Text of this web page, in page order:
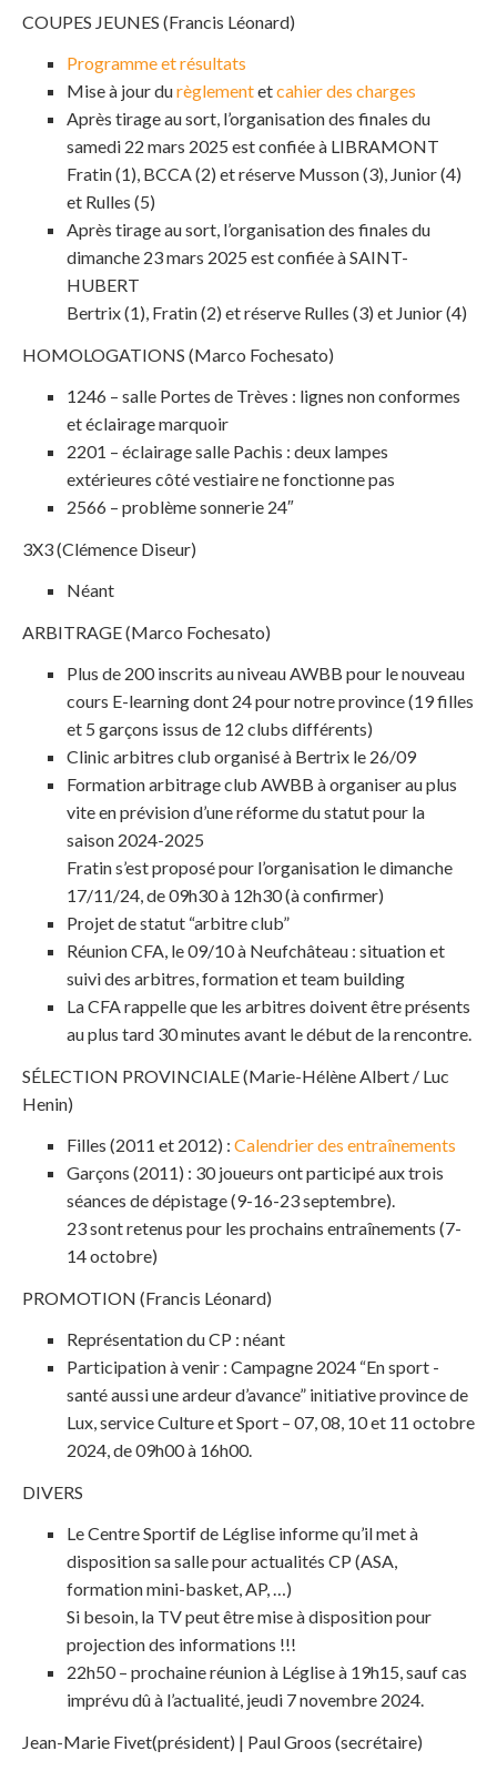
COUPES JEUNES (Francis Léonard)
Programme et résultats
Mise à jour durèglementetcahier des charges
Après tirage au sort, l’organisation des finales du
samedi 22 mars 2025 est confiée à LIBRAMONT
Fratin (1), BCCA (2) et réserve Musson (3), Junior (4)
et Rulles (5)
Après tirage au sort, l’organisation des finales du
dimanche 23 mars 2025 est confiée à SAINT-
HUBERT
Bertrix (1), Fratin (2) et réserve Rulles (3) et Junior (4)
HOMOLOGATIONS (Marco Fochesato)
1246 – salle Portes de Trèves : lignes non conformes
et éclairage marquoir
2201 – éclairage salle Pachis : deux lampes
extérieures côté vestiaire ne fonctionne pas
2566 – problème sonnerie 24″
3X3 (Clémence Diseur)
Néant
ARBITRAGE (Marco Fochesato)
Plus de 200 inscrits au niveau AWBB pour le nouveau
cours E-learning dont 24 pour notre province (19 filles
et 5 garçons issus de 12 clubs différents)
Clinic arbitres club organisé à Bertrix le 26/09
Formation arbitrage club AWBB à organiser au plus
vite en prévision d’une réforme du statut pour la
saison 2024-2025
Fratin s’est proposé pour l’organisation le dimanche
17/11/24, de 09h30 à 12h30 (à confirmer)
Projet de statut “arbitre club”
Réunion CFA, le 09/10 à Neufchâteau : situation et
suivi des arbitres, formation et team building
La CFA rappelle que les arbitres doivent être présents
au plus tard 30 minutes avant le début de la rencontre.
SÉLECTION PROVINCIALE (Marie-Hélène Albert / Luc
Henin)
Filles (2011 et 2012) : Calendrier des entraînements
Garçons (2011) : 30 joueurs ont participé aux trois
séances de dépistage (9-16-23 septembre).
23 sont retenus pour les prochains entraînements (7-
14 octobre)
PROMOTION (Francis Léonard)
Représentation du CP : néant
Participation à venir : Campagne 2024 “En sport -
santé aussi une ardeur d’avance” initiative province de
Lux, service Culture et Sport – 07, 08, 10 et 11 octobre
2024, de 09h00 à 16h00.
DIVERS
Le Centre Sportif de Léglise informe qu’il met à
disposition sa salle pour actualités CP (ASA,
formation mini-basket, AP, …)
Si besoin, la TV peut être mise à disposition pour
projection des informations !!!
22h50 – prochaine réunion à Léglise à 19h15, sauf cas
imprévu dû à l’actualité, jeudi 7 novembre 2024.
Jean-Marie Fivet(président) | Paul Groos (secrétaire)